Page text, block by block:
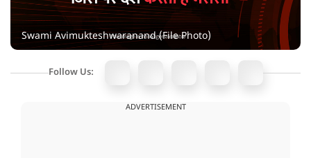
Swami Avimukteshwaranand (File Photo)
Follow Us:
ADVERTISEMENT